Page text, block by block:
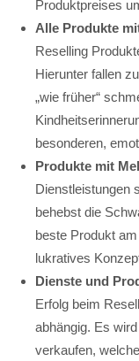
Produktpreises
Alle Produkte
Reselling
Hierunter fallen
„wie früher“
besonderen,
Produkte mit
Dienstleistungen
behebst die
beste Produkt
lukratives
Dienste und
Erfolg beim
abhängig. Es
verkaufen,